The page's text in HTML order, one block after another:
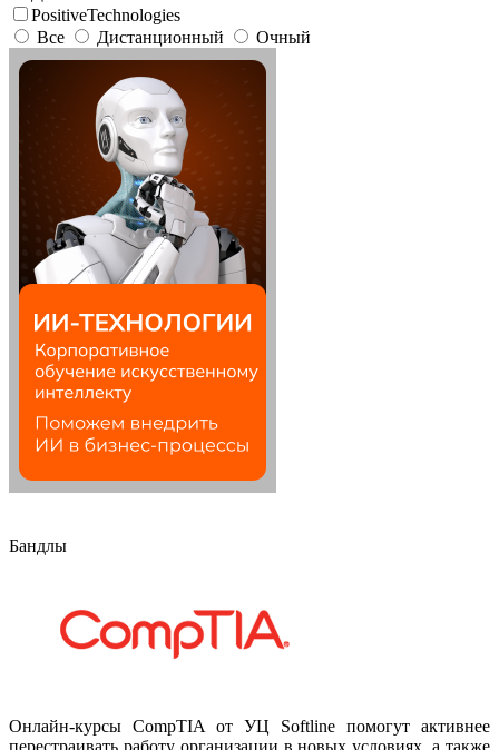
PositiveTechnologies
Все
Дистанционный Очный
Бандлы
Онлайн-курсы CompTIA от УЦ Softline помогут активнее